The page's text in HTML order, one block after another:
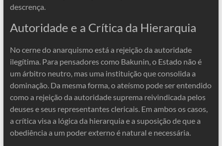
descrença.
Autoridade e a Crítica da Hierarquia
No cerne do anarquismo está a rejeição da autoridade
ilegítima. Para pensadores como Bakunin, o Estado não é
um árbitro neutro, mas uma instituição que consolida a
dominação. Da mesma forma, o ateísmo pode ser entendido
como a rejeição da autoridade suprema reivindicada pelos
deuses e seus representantes clericais. Em ambos os casos,
a crítica visa a lógica da hierarquia e a suposição de que a
obediência a um poder externo é natural e necessária.